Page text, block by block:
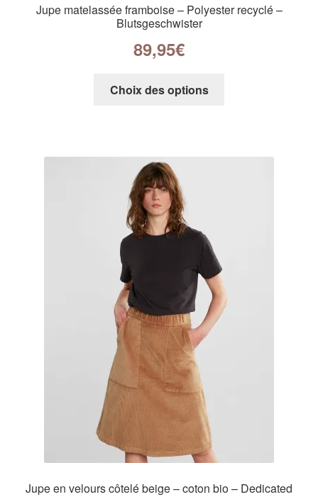
Jupe matelassée framboise – Polyester recyclé –
Blutsgeschwister
89,95€
Choix des options
Jupe en velours côtelé beige – coton bio – Dedicated